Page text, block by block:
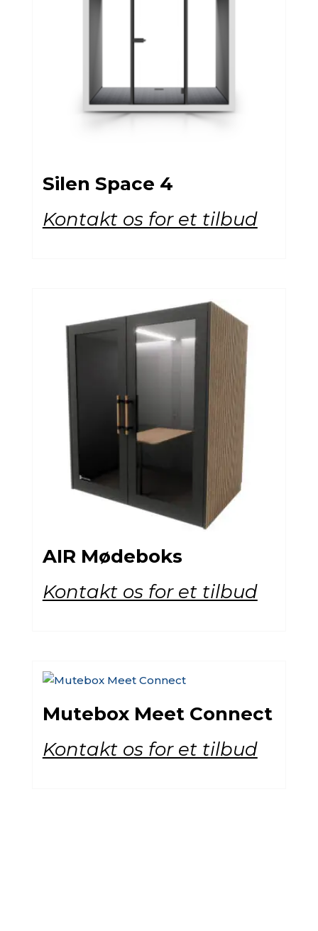
Silen Space 4
Kontakt os for et tilbud
AIR Mødeboks
Kontakt os for et tilbud
Mutebox Meet Connect
Kontakt os for et tilbud